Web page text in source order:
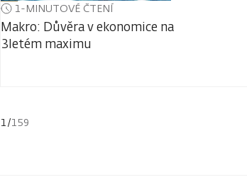
1-MINUTOVÉ ČTENÍ
Makro: Důvěra v ekonomice na
3letém maximu
1 /159